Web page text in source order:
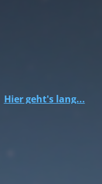
Hier geht's lang...